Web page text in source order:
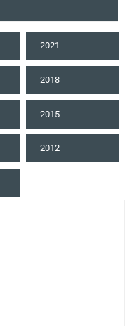
2021
2018
2015
2012